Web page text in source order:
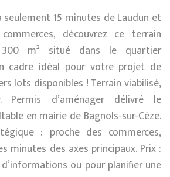
seulement 15 minutes de Laudun et
découvrez ce terrain
m² situé dans le quartier
cadre idéal pour votre projet de
lots disponibles ! Terrain viabilisé,
Permis d’aménager délivré le
en mairie de Bagnols-sur-Cèze.
: proche des commerces,
minutes des axes principaux. Prix :
ou pour planifier une